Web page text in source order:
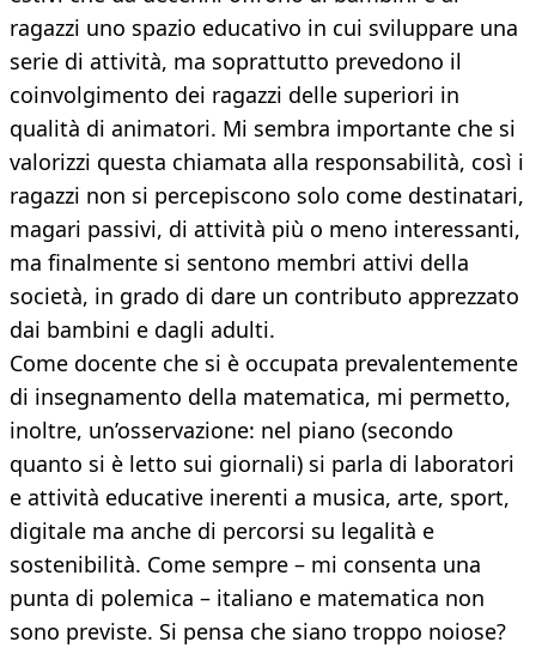
ragazzi uno spazio educativo in cui sviluppare una
serie di attività, ma soprattutto prevedono il
coinvolgimento dei ragazzi delle superiori in
qualità di animatori. Mi sembra importante che si
valorizzi questa chiamata alla responsabilità, così i
ragazzi non si percepiscono solo come destinatari,
magari passivi, di attività più o meno interessanti,
ma finalmente si sentono membri attivi della
società, in grado di dare un contributo apprezzato
dai bambini e dagli adulti.
Come docente che si è occupata prevalentemente
di insegnamento della matematica, mi permetto,
inoltre, un’osservazione: nel piano (secondo
quanto si è letto sui giornali) si parla di laboratori
e attività educative inerenti a musica, arte, sport,
digitale ma anche di percorsi su legalità e
sostenibilità. Come sempre – mi consenta una
punta di polemica – italiano e matematica non
sono previste. Si pensa che siano troppo noiose?